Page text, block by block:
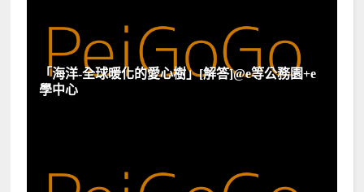
「海洋-全球暖化的愛心樹」[解答]@e等公務園+e
學中心